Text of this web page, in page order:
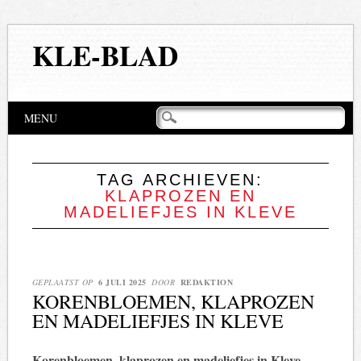
KLE-BLAD
Hoofdmenu
springen
MENU
TAG ARCHIEVEN:
KLAPROZEN EN
MADELIEFJES IN KLEVE
GEPLAATST OP 6 JULI 2025 DOOR REDAKTION
KORENBLOEMEN, KLAPROZEN
EN MADELIEFJES IN KLEVE